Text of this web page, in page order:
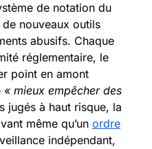
de notation du
nouveaux outils
abusifs. Chaque
réglementaire, le
point en amont
« mieux empêcher des
jugés à haut risque, la
même qu’un ordre
indépendant,